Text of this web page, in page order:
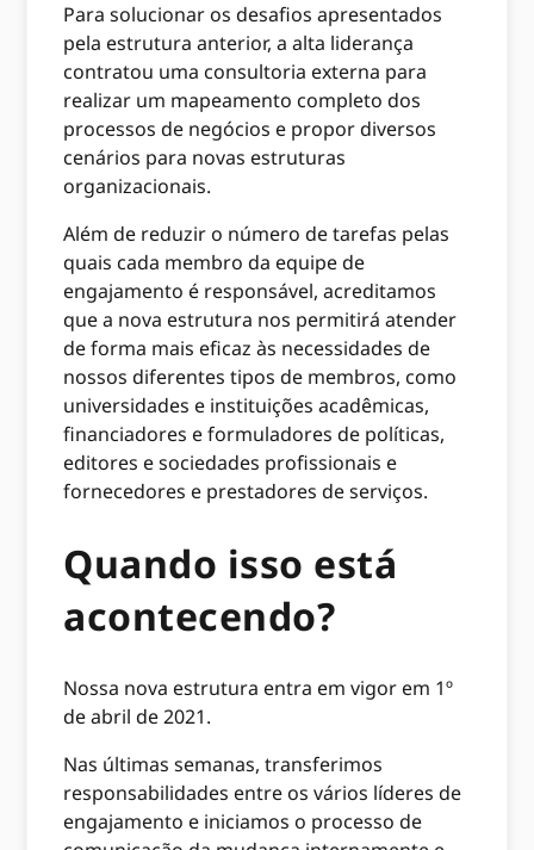
Para solucionar os desafios apresentados
pela estrutura anterior, a alta liderança
contratou uma consultoria externa para
realizar um mapeamento completo dos
processos de negócios e propor diversos
cenários para novas estruturas
organizacionais.
Além de reduzir o número de tarefas pelas
quais cada membro da equipe de
engajamento é responsável, acreditamos
que a nova estrutura nos permitirá atender
de forma mais eficaz às necessidades de
nossos diferentes tipos de membros, como
universidades e instituições acadêmicas,
financiadores e formuladores de políticas,
editores e sociedades profissionais e
fornecedores e prestadores de serviços.
Quando isso está
acontecendo?
Nossa nova estrutura entra em vigor em 1º
de abril de 2021.
Nas últimas semanas, transferimos
responsabilidades entre os vários líderes de
engajamento e iniciamos o processo de